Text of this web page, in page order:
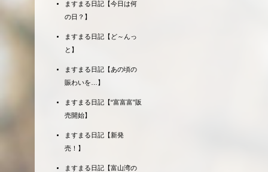
ますまる日記【今日は何
の日？】
ますまる日記【ど～んっ
と】
ますまる日記【あの頃の
賑わいを…】
ますまる日記【“富富富”販
売開始】
ますまる日記【新発
売！】
ますまる日記【富山湾の